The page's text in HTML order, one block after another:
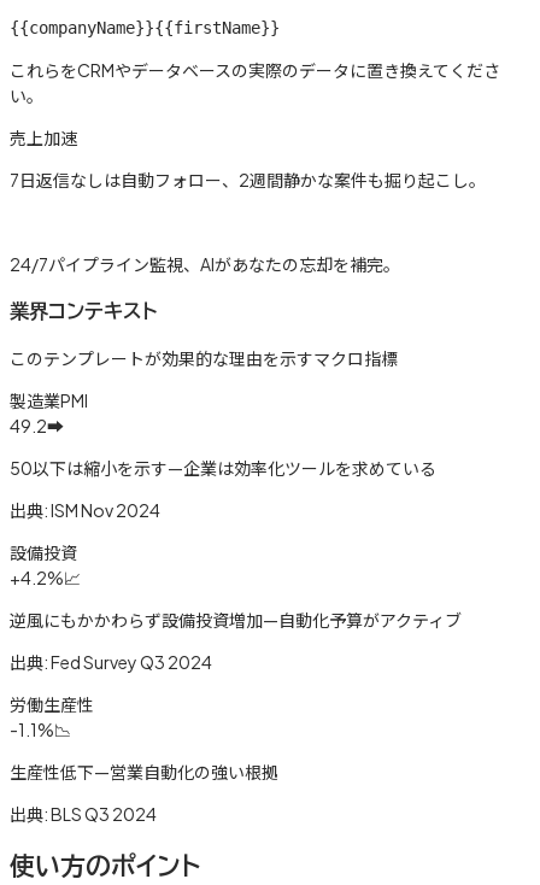
{{companyName}}{{firstName}}
これらをCRMやデータベースの実際のデータに置き換えてくださ
い。
売上加速
7日返信なしは自動フォロー、2週間静かな案件も掘り起こし。
24/7パイプライン監視、AIがあなたの忘却を補完。
業界コンテキスト
このテンプレートが効果的な理由を示すマクロ指標
製造業PMI
49.2➡️
50以下は縮小を示す—企業は効率化ツールを求めている
出典:ISM Nov 2024
設備投資
+4.2%📈
逆風にもかかわらず設備投資増加—自動化予算がアクティブ
出典:Fed Survey Q3 2024
労働生産性
-1.1%📉
生産性低下—営業自動化の強い根拠
出典:BLS Q3 2024
使い方のポイント